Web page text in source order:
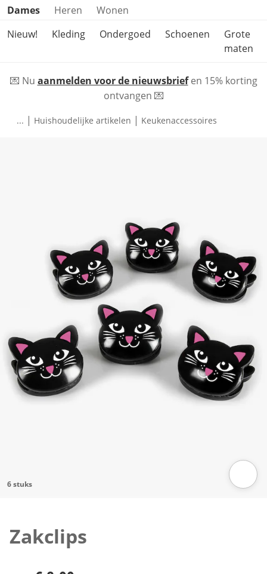
Productcategorieën overslaan
Dames Heren
Wonen
Nieuw!
Kleding Ondergoed Schoenen
Grote
maten
💌 Nu aanmelden voor de nieuwsbriefen 15% korting
ontvangen 💌
... | Huishoudelijke artikelen | Keukenaccessoires
6 stuks
Zakclips